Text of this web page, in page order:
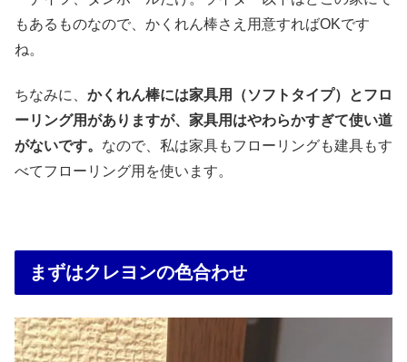
もあるものなので、かくれん棒さえ用意すればOKです
ね。
ちなみに、 かくれん棒には家具用（ソフトタイプ）とフロ
ーリング用がありますが、家具用はやわらかすぎて使い道
がないです。 なので、私は家具もフローリングも建具もす
べてフローリング用を使います。
まずはクレヨンの色合わせ